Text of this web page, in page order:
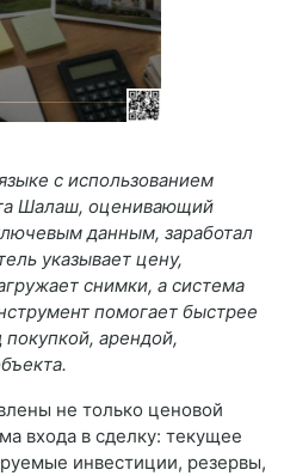
с использованием
Шалаш, оценивающий
данным, заработал
указывает цену,
снимки, а система
помогает быстрее
арендой,
не только ценовой
входа в сделку: текущее
инвестиции, резервы,